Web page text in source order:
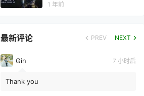
1 年前
最新评论 PREV NEXT
Gin 7 小时后
Thank you